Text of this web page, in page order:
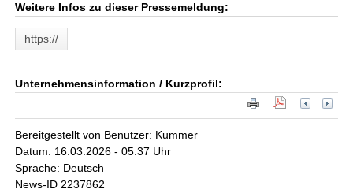
Weitere Infos zu dieser Pressemeldung:
https://
Unternehmensinformation / Kurzprofil:
Bereitgestellt von Benutzer: Kummer
Datum: 16.03.2026 - 05:37 Uhr
Sprache: Deutsch
News-ID 2237862